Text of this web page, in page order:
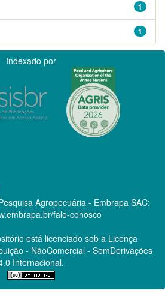
1
1
Indexado por
Agropecuária - Embrapa SAC:
fale-conosco
está licenciado sob a Licença
- NãoComercial - SemDerivações
Internacional.